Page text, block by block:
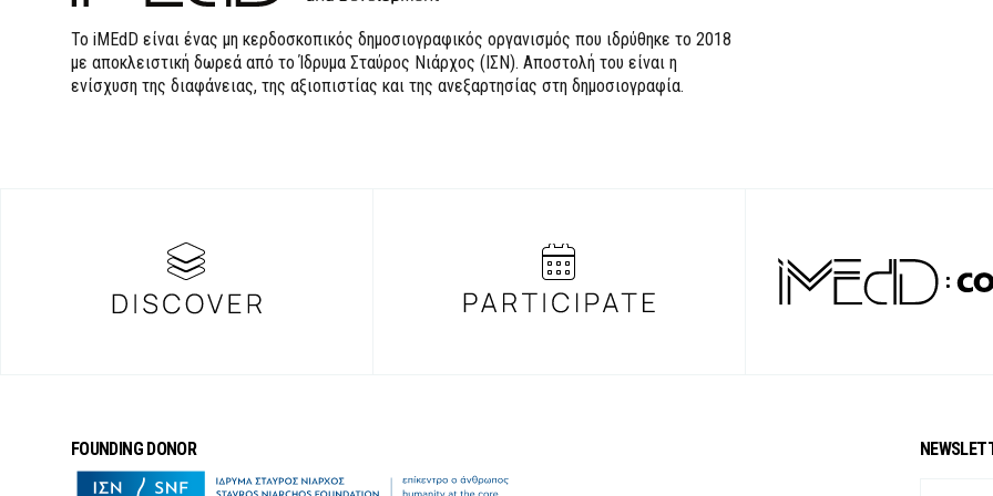
Το iMEdD είναι ένας μη κερδοσκοπικός δημοσιογραφικός οργανισμός που ιδρύθηκε το 2018
με αποκλειστική δωρεά από το Ίδρυμα Σταύρος Νιάρχος (ΙΣΝ). Αποστολή του είναι η
ενίσχυση της διαφάνειας, της αξιοπιστίας και της ανεξαρτησίας στη δημοσιογραφία.
FOUNDING DONOR